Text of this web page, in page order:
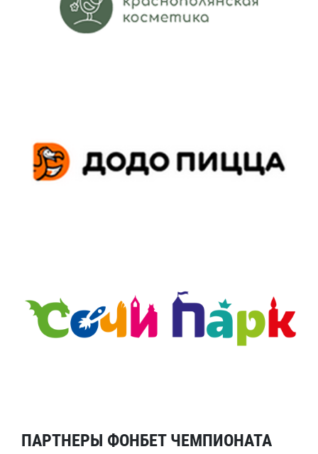
ПАРТНЕРЫ ФОНБЕТ ЧЕМПИОНАТА